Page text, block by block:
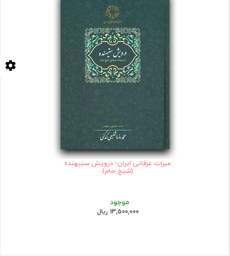
میراث عرفانی ایران- درویش ستیهنده
(شیخ جام)
موجود
13,500,000 ریال